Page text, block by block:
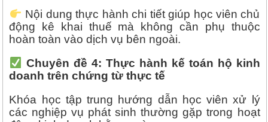
Nội dung thực hành chi tiết giúp học viên chủ
động kê khai thuế mà không cần phụ thuộc
hoàn toàn vào dịch vụ bên ngoài.
Chuyên đề 4: Thực hành kế toán hộ kinh
doanh trên chứng từ thực tế
Khóa học tập trung hướng dẫn học viên xử lý
các nghiệp vụ phát sinh thường gặp trong hoạt